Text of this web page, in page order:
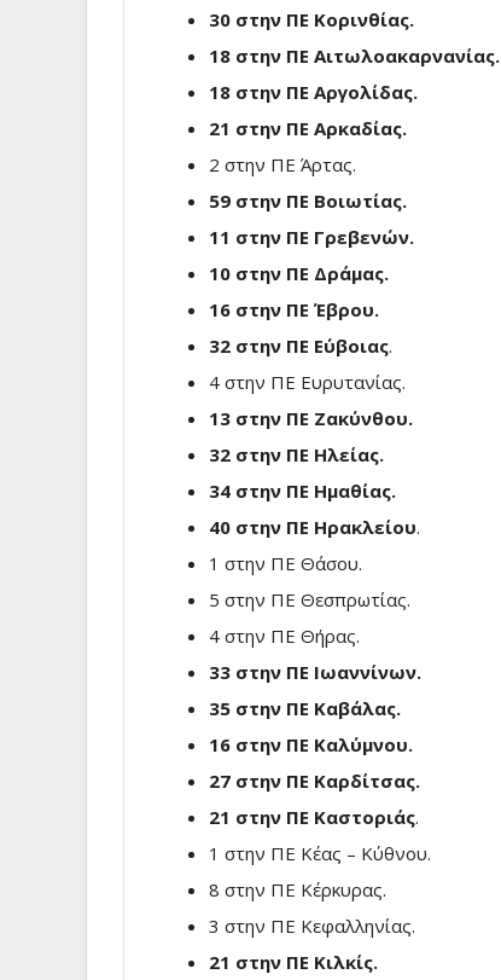
30 στην ΠΕ Κορινθίας.
18 στην ΠΕ Αιτωλοακαρνανίας.
18 στην ΠΕ Αργολίδας.
21 στην ΠΕ Αρκαδίας.
2 στην ΠΕ Άρτας.
59 στην ΠΕ Βοιωτίας.
11 στην ΠΕ Γρεβενών.
10 στην ΠΕ Δράμας.
16 στην ΠΕ Έβρου.
32 στην ΠΕ Εύβοιας.
4 στην ΠΕ Ευρυτανίας.
13 στην ΠΕ Ζακύνθου.
32 στην ΠΕ Ηλείας.
34 στην ΠΕ Ημαθίας.
40 στην ΠΕ Ηρακλείου.
1 στην ΠΕ Θάσου.
5 στην ΠΕ Θεσπρωτίας.
4 στην ΠΕ Θήρας.
33 στην ΠΕ Ιωαννίνων.
35 στην ΠΕ Καβάλας.
16 στην ΠΕ Καλύμνου.
27 στην ΠΕ Καρδίτσας.
21 στην ΠΕ Καστοριάς.
1 στην ΠΕ Κέας – Κύθνου.
8 στην ΠΕ Κέρκυρας.
3 στην ΠΕ Κεφαλληνίας.
21 στην ΠΕ Κιλκίς.